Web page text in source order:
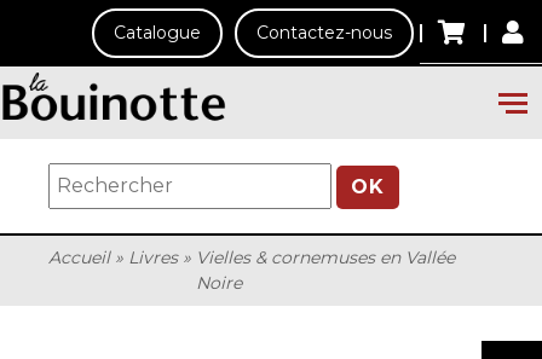
Catalogue Contactez-nous
OK
Accueil» Livres» Vielles & cornemuses en Vallée
Noire